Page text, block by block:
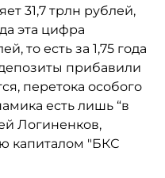
31,7 трлн рублей,
эта цифра
то есть за 1,75 года
прибавили
перетока особого
есть лишь “в
Логиненков,
капиталом "БКС